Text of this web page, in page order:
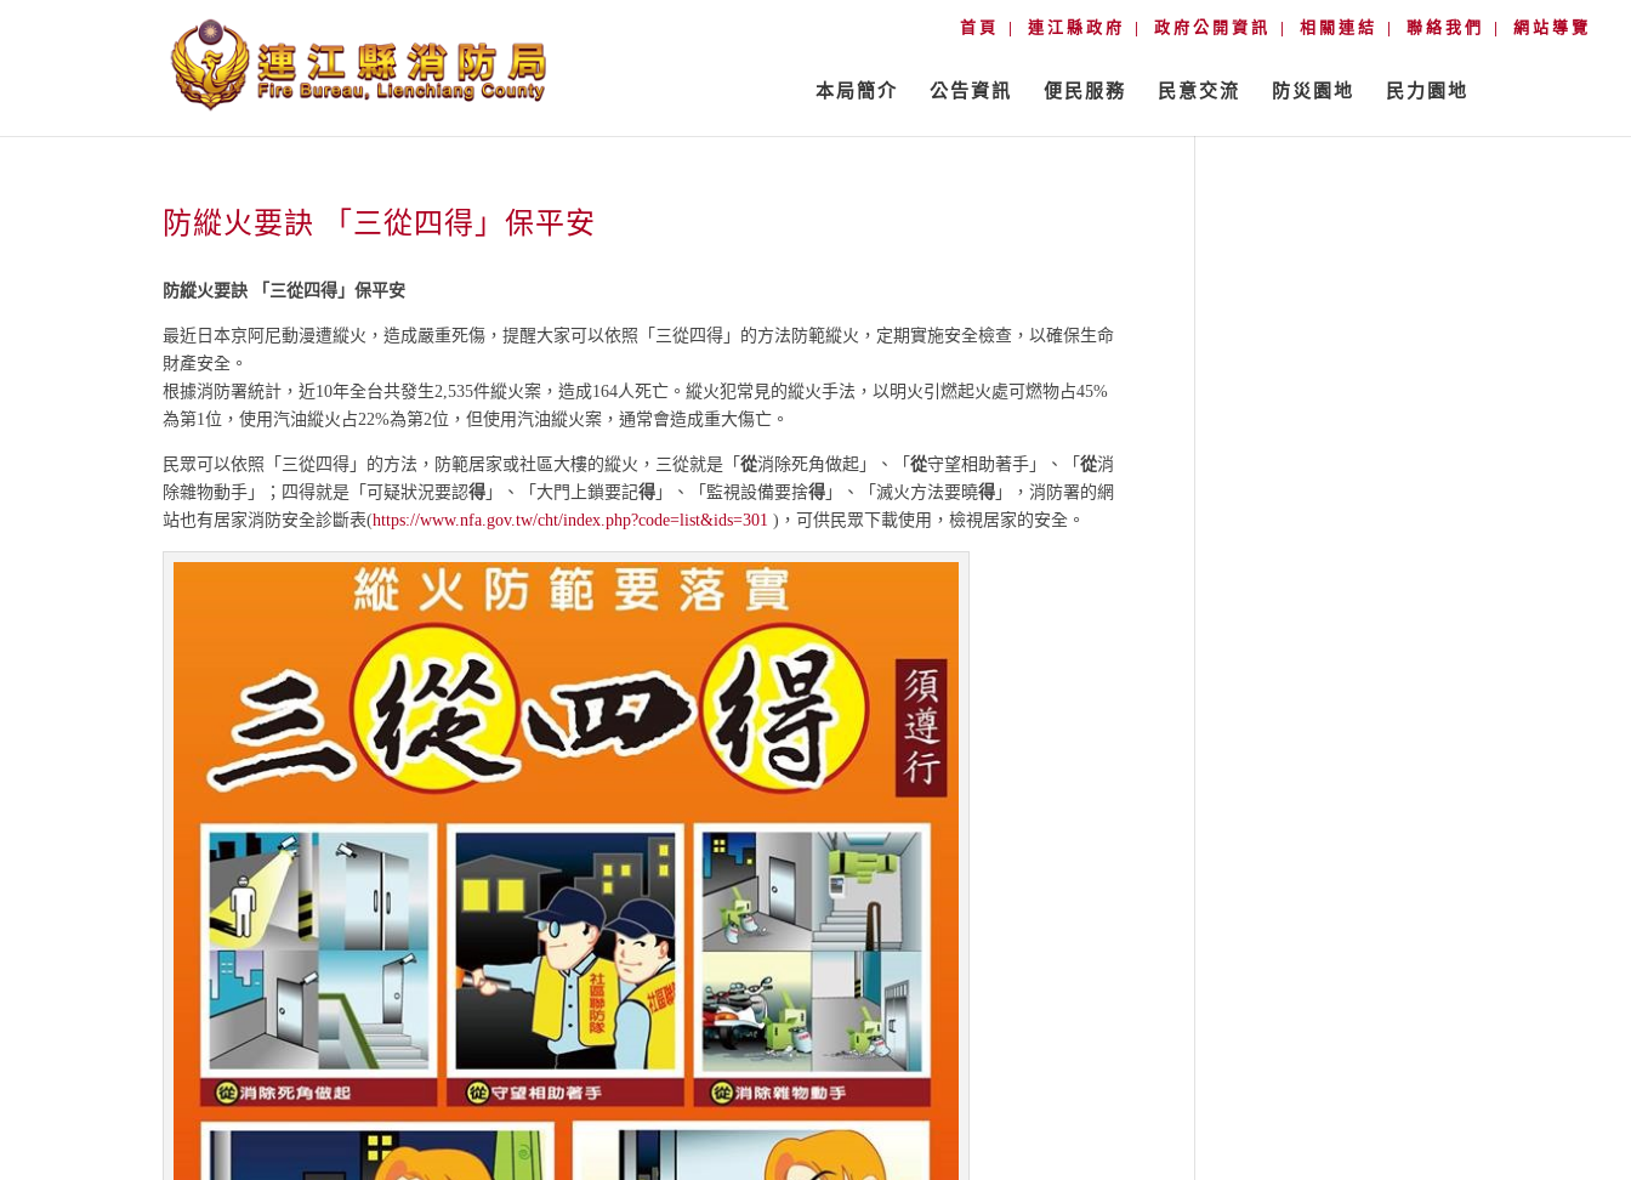
容
首頁 連江縣政府 政府公開資訊 相關連結 聯絡我們 網站導覽
本局簡介 公告資訊 便民服務 民意交流 防災園地 民力園地
防縱火要訣 「三從四得」保平安
防縱火要訣 「三從四得」保平安
最近日本京阿尼動漫遭縱火，造成嚴重死傷，提醒大家可以依照「三從四得」的方法防範縱火，定期實施安全檢查，以確保生命
財產安全。
根據消防署統計，近10年全台共發生2,535件縱火案，造成164人死亡。縱火犯常見的縱火手法，以明火引燃起火處可燃物占45%
為第1位，使用汽油縱火占22%為第2位，但使用汽油縱火案，通常會造成重大傷亡。
民眾可以依照「三從四得」的方法，防範居家或社區大樓的縱火，三從就是「從消除死角做起」、「從守望相助著手」、「從消
除雜物動手」；四得就是「可疑狀況要認得 」、「大門上鎖要記得 」、「監視設備要捨得 」、「滅火方法要曉得 」，消防署的網
站也有居家消防安全診斷表(https://www.nfa.gov.tw/cht/index.php?code=list&ids=301 )，可供民眾下載使用，檢視居家的安全。